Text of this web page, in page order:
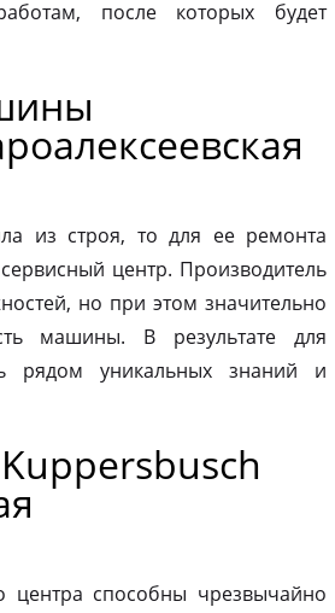
после которых будет
из строя, то для ее ремонта
центр. Производитель
но при этом значительно
машины. В результате для
рядом уникальных знаний и
центра способны чрезвычайно